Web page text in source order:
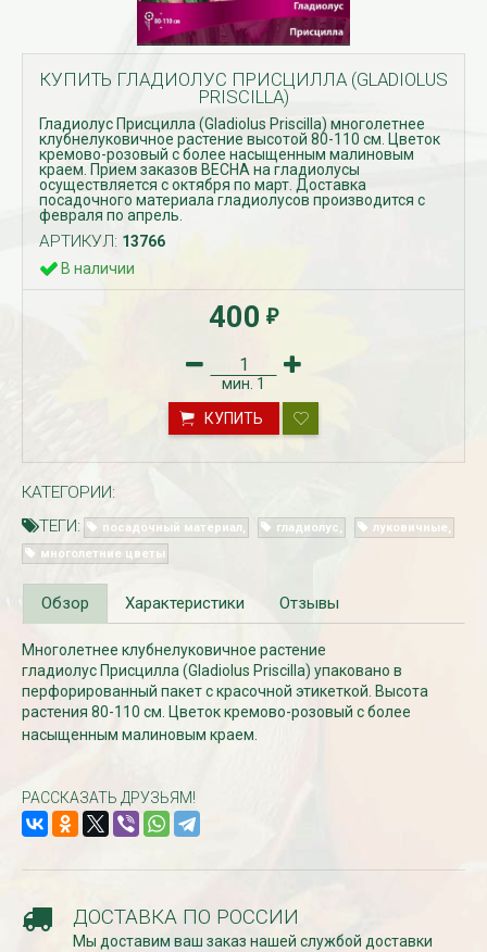
Рассада Незабудка
(Myosotis) в
контейнере p9
Рассада
карпатский
КУПИТЬ ГЛАДИОЛУС ПРИСЦИЛЛА (GLADIOLUS
PRISCILLA)
Гладиолус Присцилла (Gladiolus Priscilla) многолетнее
клубнелуковичное растение высотой 80-110 см. Цветок
кремово-розовый с более насыщенным малиновым
краем. Прием заказов ВЕСНА на гладиолусы
осуществляется с октября по март. Доставка
посадочного материала гладиолусов производится с
февраля по апрель.
АРТИКУЛ: 13766
В наличии
400 ₽
мин. 1
КУПИТЬ
КАТЕГОРИИ:
ТЕГИ:
посадочный материал гладиолус
луковичные
многолетние цветы
Обзор Характеристики Отзывы
Многолетнее клубнелуковичное растение
гладиолус Присцилла (Gladiolus Priscilla) упаковано в
перфорированный пакет с красочной этикеткой. Высота
растения 80-110 см. Цветок кремово-розовый с более
насыщенным малиновым краем.
РАССКАЗАТЬ ДРУЗЬЯМ!
ДОСТАВКА ПО РОССИИ
Мы доставим ваш заказ нашей службой доставки